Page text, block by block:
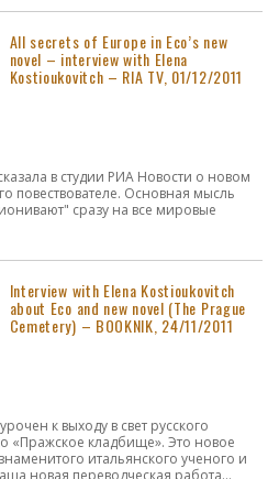
All secrets of Europe in Eco’s new
novel – interview with Elena
Kostioukovitch – RIA TV, 01/12/2011
в студии РИА Новости о новом
повествователе. Основная мысль
сразу на все мировые
Interview with Elena Kostioukovitch
about Eco and new novel (The Prague
Cemetery) – BOOKNIK, 24/11/2011
к выходу в свет русского
«Пражское кладбище». Это новое
итальянского ученого и